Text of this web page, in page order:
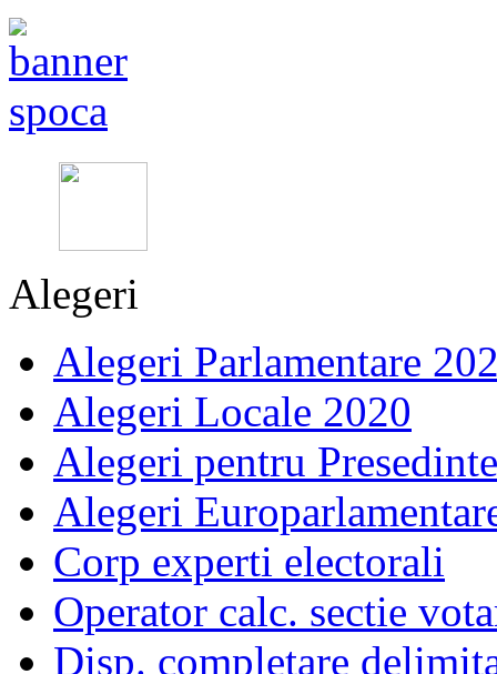
Alegeri
Alegeri Parlamentare
Alegeri Locale 2020
Alegeri pentru
Alegeri
Corp experti electorali
Operator calc. sectie
Disp. completare